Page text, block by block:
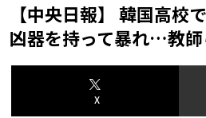
【中央日報】 韓国高校
凶器を持って暴れ…教
X